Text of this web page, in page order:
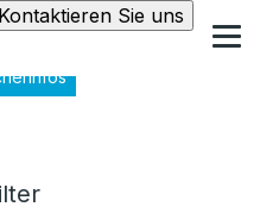
Kontaktieren Sie uns